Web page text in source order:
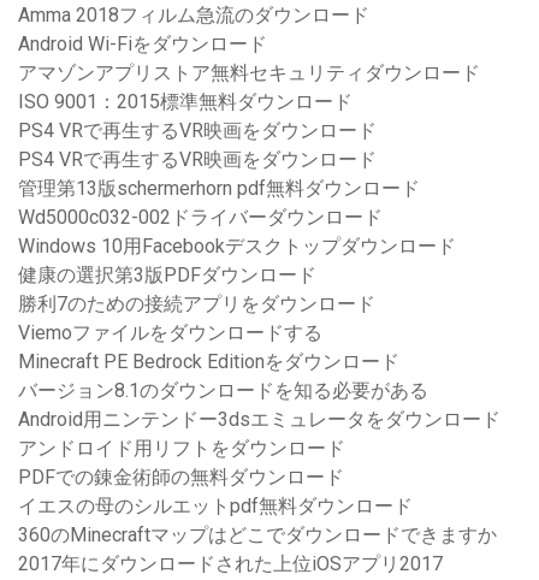
Amma 2018フィルム急流のダウンロード
Android Wi-Fiをダウンロード
アマゾンアプリストア無料セキュリティダウンロード
ISO 9001：2015標準無料ダウンロード
PS4 VRで再生するVR映画をダウンロード
PS4 VRで再生するVR映画をダウンロード
管理第13版schermerhorn pdf無料ダウンロード
Wd5000c032-002ドライバーダウンロード
Windows 10用Facebookデスクトップダウンロード
健康の選択第3版PDFダウンロード
勝利7のための接続アプリをダウンロード
Viemoファイルをダウンロードする
Minecraft PE Bedrock Editionをダウンロード
バージョン8.1のダウンロードを知る必要がある
Android用ニンテンドー3dsエミュレータをダウンロード
アンドロイド用リフトをダウンロード
PDFでの錬金術師の無料ダウンロード
イエスの母のシルエットpdf無料ダウンロード
360のMinecraftマップはどこでダウンロードできますか
2017年にダウンロードされた上位iOSアプリ2017